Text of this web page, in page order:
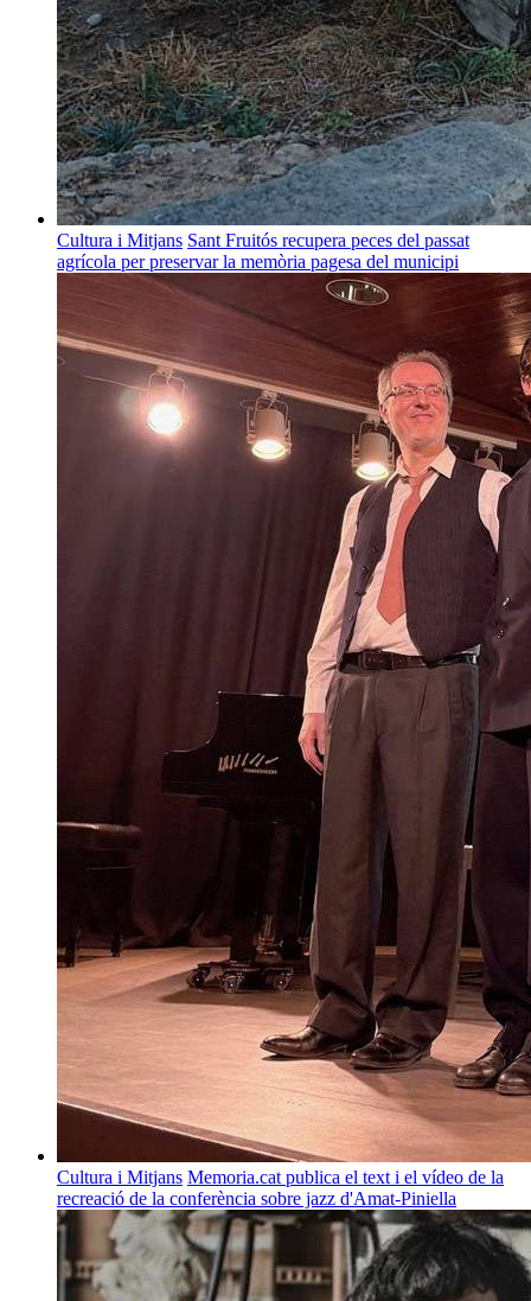
Cultura i Mitjans Sant Fruitós recupera peces del passat
agrícola per preservar la memòria pagesa del municipi
Cultura i Mitjans Memoria.cat publica el text i el vídeo de la
recreació de la conferència sobre jazz d'Amat-Piniella